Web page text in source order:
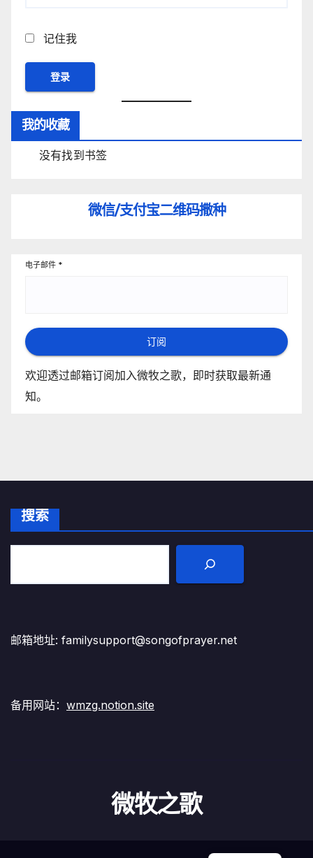
记住我
我的收藏
没有找到书签
微信/支付宝二维码撒种
电子邮件 *
订阅
欢迎透过邮箱订阅加入微牧之歌，即时获取最新通
知。
搜索
邮箱地址: familysupport@songofprayer.net
备用网站： wmzg.notion.site
微牧之歌